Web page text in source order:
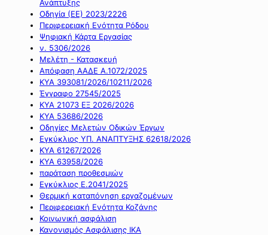
Ανάπτυξης
Οδηγία (ΕΕ) 2023/2226
Περιφερειακή Ενότητα Ρόδου
Ψηφιακή Κάρτα Εργασίας
ν. 5306/2026
Μελέτη - Κατασκευή
Απόφαση ΑΑΔΕ Α.1072/2025
ΚΥΑ 393081/2026/10211/2026
Έγγραφο 27545/2025
ΚΥΑ 21073 ΕΞ 2026/2026
ΚΥΑ 53686/2026
Οδηγίες Μελετών Οδικών Έργων
Εγκύκλιος ΥΠ. ΑΝΑΠΤΥΞΗΣ 62618/2026
ΚΥΑ 61267/2026
ΚΥΑ 63958/2026
παράταση προθεσμιών
Εγκύκλιος Ε.2041/2025
Θερμική καταπόνηση εργαζομένων
Περιφερειακή Ενότητα Κοζάνης
Κοινωνική ασφάλιση
Κανονισμός Ασφάλισης ΙΚΑ